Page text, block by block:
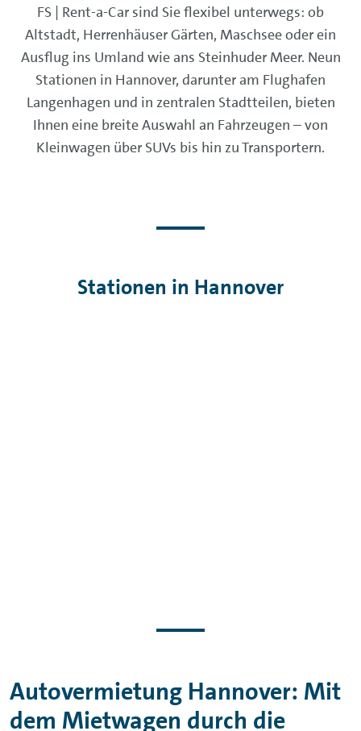
FS | Rent-a-Car sind Sie flexibel unterwegs: ob
Altstadt, Herrenhäuser Gärten, Maschsee oder ein
Ausflug ins Umland wie ans Steinhuder Meer. Neun
Stationen in Hannover, darunter am Flughafen
Langenhagen und in zentralen Stadtteilen, bieten
Ihnen eine breite Auswahl an Fahrzeugen – von
Kleinwagen über SUVs bis hin zu Transportern.
Stationen in Hannover
Autovermietung Hannover: Mit
dem Mietwagen durch die